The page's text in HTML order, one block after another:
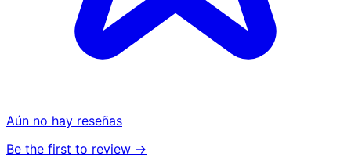
Aún no hay reseñas
Be the first to review →